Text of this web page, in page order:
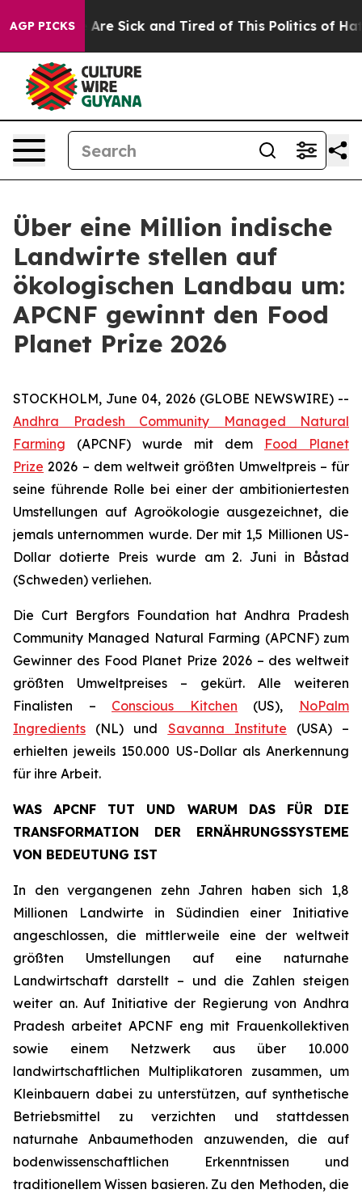
AGP PICKSAre Sick and Tired of This Politics of Hatred”
Über eine Million indische
Landwirte stellen auf
ökologischen Landbau um:
APCNF gewinnt den Food
Planet Prize 2026
STOCKHOLM, June 04, 2026 (GLOBE NEWSWIRE) --
Andhra Pradesh Community Managed Natural
Farming (APCNF) wurde mit dem Food Planet
Prize 2026 – dem weltweit größten Umweltpreis – für
seine führende Rolle bei einer der ambitioniertesten
Umstellungen auf Agroökologie ausgezeichnet, die
jemals unternommen wurde. Der mit 1,5 Millionen US-
Dollar dotierte Preis wurde am 2. Juni in Båstad
(Schweden) verliehen.
Die Curt Bergfors Foundation hat Andhra Pradesh
Community Managed Natural Farming (APCNF) zum
Gewinner des Food Planet Prize 2026 – des weltweit
größten Umweltpreises – gekürt. Alle weiteren
Finalisten – Conscious Kitchen (US), NoPalm
Ingredients (NL) und Savanna Institute (USA) –
erhielten jeweils 150.000 US-Dollar als Anerkennung
für ihre Arbeit.
WAS APCNF TUT UND WARUM DAS FÜR DIE
TRANSFORMATION DER ERNÄHRUNGSSYSTEME
VON BEDEUTUNG IST
In den vergangenen zehn Jahren haben sich 1,8
Millionen Landwirte in Südindien einer Initiative
angeschlossen, die mittlerweile eine der weltweit
größten Umstellungen auf eine naturnahe
Landwirtschaft darstellt – und die Zahlen steigen
weiter an. Auf Initiative der Regierung von Andhra
Pradesh arbeitet APCNF eng mit Frauenkollektiven
sowie einem Netzwerk aus über 10.000
landwirtschaftlichen Multiplikatoren zusammen, um
Kleinbauern dabei zu unterstützen, auf synthetische
Betriebsmittel zu verzichten und stattdessen
naturnahe Anbaumethoden anzuwenden, die auf
bodenwissenschaftlichen Erkenntnissen und
traditionellem Wissen basieren. Zu den Methoden, die